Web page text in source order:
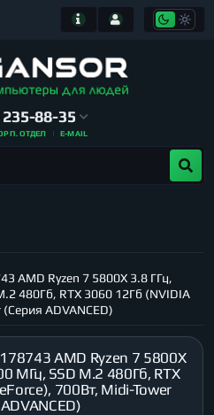
235-88-35
ОТДЕЛ E-MAIL
AMD Ryzen 7 5800X 3.8 ГГц,
480Гб, RTX 3060 12Гб (NVIDIA
ADVANCED)
AMD Ryzen 7 5800X
МГц, SSD M.2 480Гб, RTX
700Вт, Midi-Tower